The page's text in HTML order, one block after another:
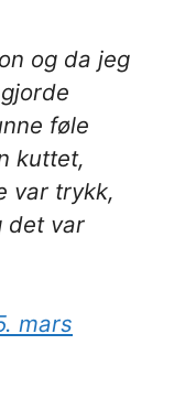
og da jeg
føle
kuttet,
var trykk,
det var
mars